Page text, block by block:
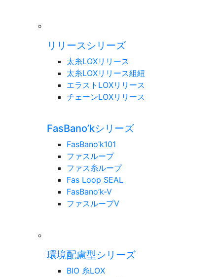
リリースシリーズ
太糸LOXリリース
太糸LOXリリース組紐
エラストLOXリリース
チェーンLOXリリース
FasBano’kシリーズ
FasBano’k101
ファスループ
ファス糸ループ
Fas Loop SEAL
FasBano’k-V
ファスループV
環境配慮型シリーズ
BIO 糸LOX